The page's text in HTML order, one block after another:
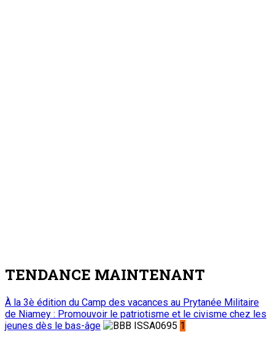
TENDANCE MAINTENANT
À la 3è édition du Camp des vacances au Prytanée Militaire
de Niamey : Promouvoir le patriotisme et le civisme chez les
jeunes dès le bas-âge
1